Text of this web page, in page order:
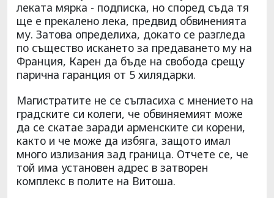
леката мярка - подписка, но според съда тя
ще е прекалено лека, предвид обвиненията
му. Затова определиха, докато се разгледа
по същество искането за предаването му на
Франция, Карен да бъде на свобода срещу
парична гаранция от 5 хилядарки.
Магистратите не се съгласиха с мнението на
градските си колеги, че обвиняемият може
да се скатае заради арменските си корени,
както и че може да избяга, защото имал
много излизания зад граница. Отчете се, че
той има установен адрес в затворен
комплекс в полите на Витоша.